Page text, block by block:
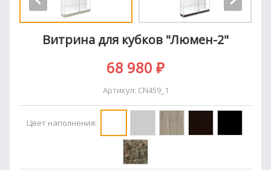
Витрина для кубков "Люмен-2"
68 980 ₽
Артикул: CN459_1
Цвет наполнения: